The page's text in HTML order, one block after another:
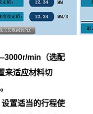
min（选配
来适应材料切
置适当的行程使